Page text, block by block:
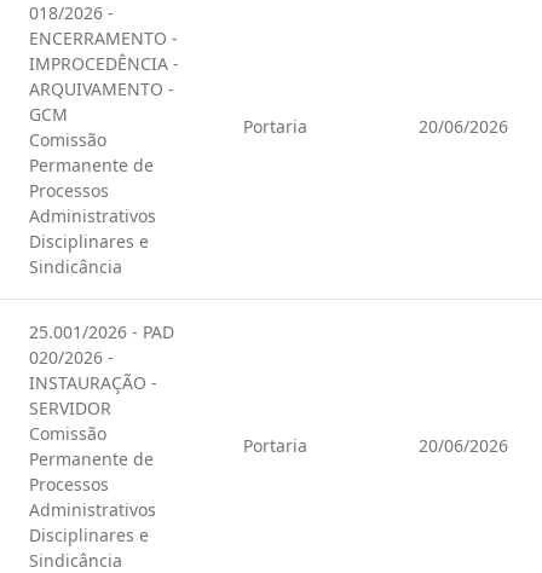
018/2026 -
ENCERRAMENTO -
IMPROCEDÊNCIA -
ARQUIVAMENTO -
GCM
Comissão
Permanente de
Processos
Administrativos
Disciplinares e
Sindicância
Portaria 20/06/2026
25.001/2026 - PAD
020/2026 -
INSTAURAÇÃO -
SERVIDOR
Comissão
Permanente de
Processos
Administrativos
Disciplinares e
Sindicância
Portaria 20/06/2026